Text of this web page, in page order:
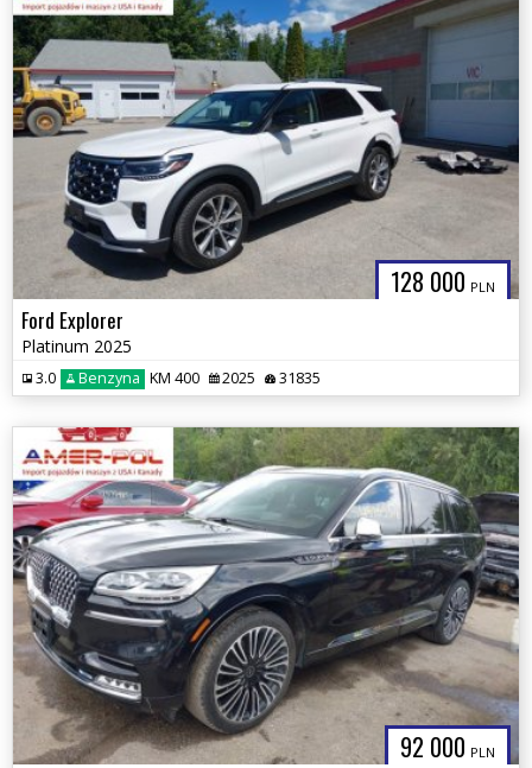
128 000 PLN
Ford Explorer
Platinum 2025
3.0 Benzyna KM 400 2025 31835
92 000 PLN